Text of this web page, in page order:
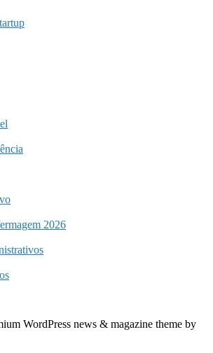
2026
WordPress news & magazine theme by